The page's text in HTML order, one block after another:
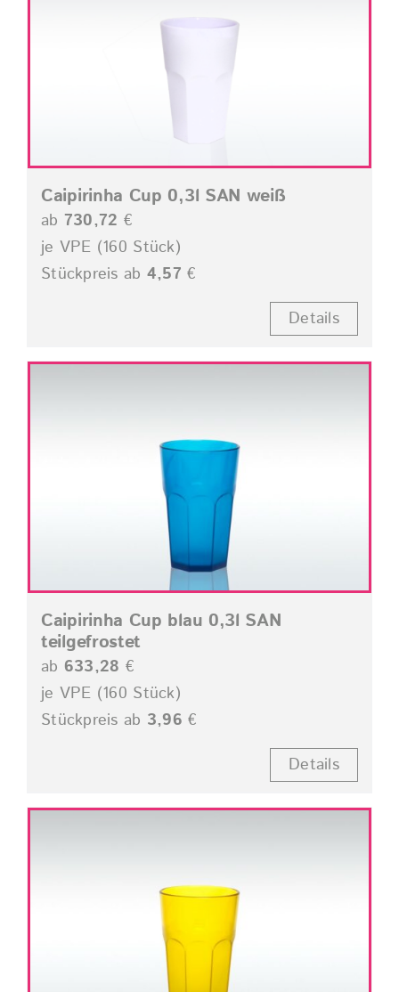
Caipirinha Cup 0,3l SAN weiß
ab 730,72 €
je VPE (160 Stück)
Stückpreis ab 4,57 €
Details
Caipirinha Cup blau 0,3l SAN
teilgefrostet
ab 633,28 €
je VPE (160 Stück)
Stückpreis ab 3,96 €
Details